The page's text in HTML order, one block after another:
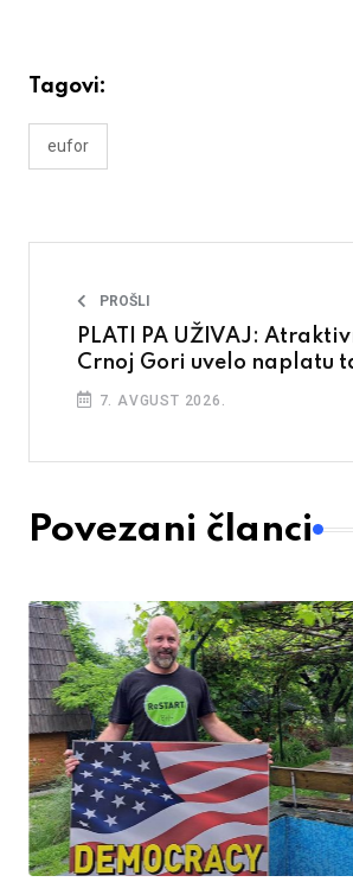
Tagovi:
eufor
PROŠLI
PLATI PA UŽIVAJ:
Crnoj Gori uvelo naplatu
7. AVGUST 2026.
Povezani članci